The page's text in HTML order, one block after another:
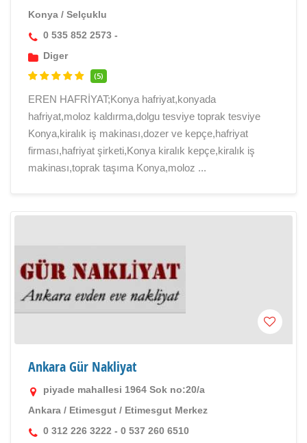
Konya / Selçuklu
0 535 852 2573 -
Diger
(5)
EREN HAFRİYAT;Konya hafriyat,konyada
hafriyat,moloz kaldırma,dolgu tesviye toprak tesviye
Konya,kiralık iş makinası,dozer ve kepçe,hafriyat
firması,hafriyat şirketi,Konya kiralık kepçe,kiralık iş
makinası,toprak taşıma Konya,moloz ...
Ankara Gür Nakliyat
piyade mahallesi 1964 Sok no:20/a
Ankara / Etimesgut / Etimesgut Merkez
0 312 226 3222 - 0 537 260 6510